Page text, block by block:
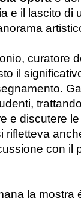
e il lascito di
curatore
il
e discutere
rifletteva
con il
la mostra